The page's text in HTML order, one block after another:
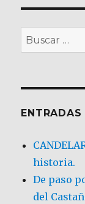
Buscar
por:
ENTRADAS
historia.
De paso
del